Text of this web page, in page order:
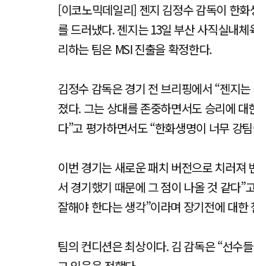
[이코노믹데일리] 젠지 김정수 감독이 한
를 드러냈다. 젠지는 13일 부산 사직실내체
리하는 팀은 MSI 진출을 확정한다.
김정수 감독은 경기 전 브리핑에서 “젠지
졌다. 그는 상대를 존중하면서도 승리에
다”고 평가하면서도 “한화생명이 너무 강
이번 경기는 새로운 패치 버전으로 치러져
서 경기했기 때문에 그 점이 나올 것 같다”
잘해야 한다는 생각”이라며 장기전에 대
팀의 컨디션은 최상이다. 김 감독은 “선수